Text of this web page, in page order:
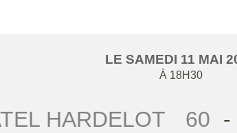
LE SAMEDI 11 MAI
À 18H30
HARDELOT 60 -